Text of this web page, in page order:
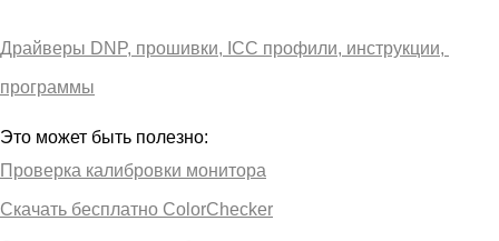
Драйверы DNP, прошивки, ICC профили, инструкции,
программы
Это может быть полезно:
Проверка калибровки монитора
Скачать бесплатно ColorChecker